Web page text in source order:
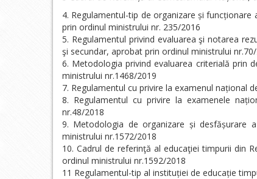
Regulamentul-tip de organizare și
prin ordinul ministrului nr. 235/2016
Regulamentul privind evaluarea şi notarea
şi secundar, aprobat prin ordinul ministrului
Metodologia privind evaluarea criterială prin
ministrului nr.1468/2019
Regulamentul cu privire la examenul național
Regulamentul cu privire la examenele
nr.48/2018
Metodologia de organizare și desfășurare
ministrului nr.1572/2018
Cadrul de referinţă al educaţiei timpurii din
ordinul ministrului nr.1592/2018
11 Regulamentul-tip al instituției de educație